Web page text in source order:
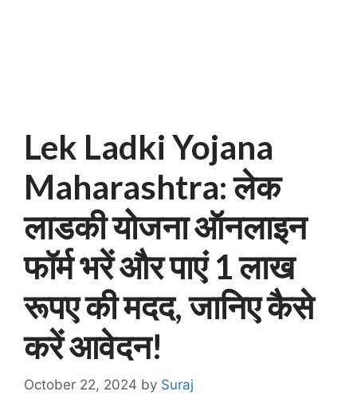
Lek Ladki Yojana
Maharashtra: लेक
लाडकी योजना ऑनलाइन
फॉर्म भरें और पाएं 1 लाख
रूपए की मदद, जानिए कैसे
करें आवेदन!
October 22, 2024 by Suraj